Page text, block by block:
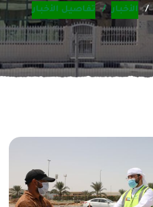
الأخبار تفاصيل الأخبار